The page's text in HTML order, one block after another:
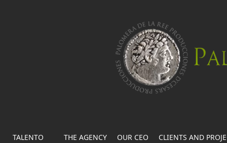
TALENTO THE AGENCY OUR CEO CLIENTS AND